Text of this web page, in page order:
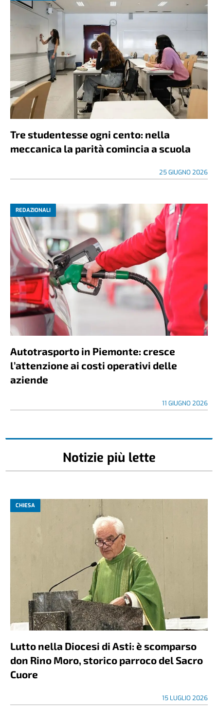
Tre studentesse ogni cento: nella
meccanica la parità comincia a scuola
25 GIUGNO 2026
REDAZIONALI
Autotrasporto in Piemonte: cresce
l’attenzione ai costi operativi delle
aziende
11 GIUGNO 2026
Notizie più lette
CHIESA
Lutto nella Diocesi di Asti: è scomparso
don Rino Moro, storico parroco del Sacro
Cuore
15 LUGLIO 2026